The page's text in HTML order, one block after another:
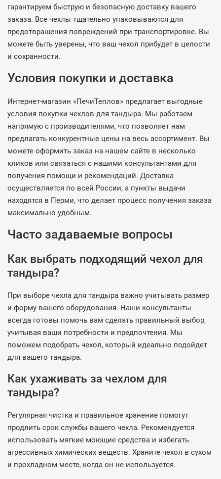
гарантируем быструю и безопасную доставку вашего
заказа. Все чехлы тщательно упаковываются для
предотвращения повреждений при транспортировке. Вы
можете быть уверены, что ваш чехол прибудет в целости
и сохранности.
Условия покупки и доставка
Интернет-магазин «ПечиТеплов» предлагает выгодные
условия покупки чехлов для тандыра. Мы работаем
напрямую с производителями, что позволяет нам
предлагать конкурентные цены на весь ассортимент. Вы
можете оформить заказ на нашем сайте в несколько
кликов или связаться с нашими консультантами для
получения помощи и рекомендаций. Доставка
осуществляется по всей России, а пункты выдачи
находятся в Перми, что делает процесс получения заказа
максимально удобным.
Часто задаваемые вопросы
Как выбрать подходящий чехол для
тандыра?
При выборе чехла для тандыра важно учитывать размер
и форму вашего оборудования. Наши консультанты
всегда готовы помочь вам сделать правильный выбор,
учитывая ваши потребности и предпочтения. Мы
поможем подобрать чехол, который идеально подойдет
для вашего тандыра.
Как ухаживать за чехлом для
тандыра?
Регулярная чистка и правильное хранение помогут
продлить срок службы вашего чехла. Рекомендуется
использовать мягкие моющие средства и избегать
агрессивных химических веществ. Храните чехол в сухом
и прохладном месте, когда он не используется.